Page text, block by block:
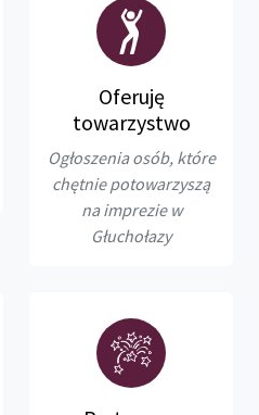
Oferuję
towarzystwo
Ogłoszenia osób, które
chętnie potowarzyszą
na imprezie w
Głuchołazy